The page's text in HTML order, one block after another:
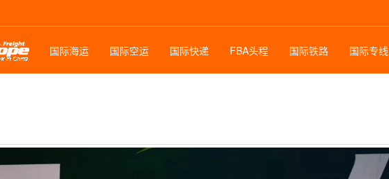
国际海运
国际空运 国际快递 FBA头程 国际铁路 国际专线